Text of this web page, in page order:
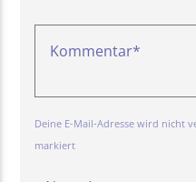
Deine E-Mail-Adresse wird nicht
markiert